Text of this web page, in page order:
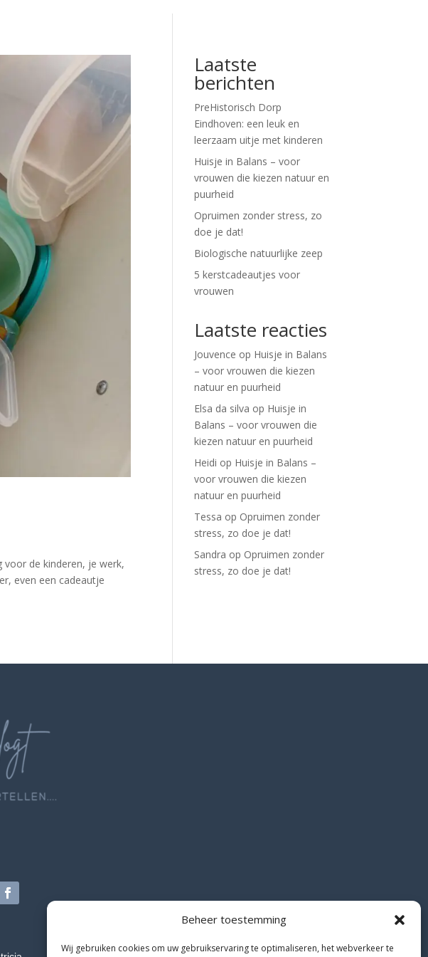
Beheer toestemming
Wij gebruiken cookies om uw gebruikservaring te optimaliseren, het webverkeer te
voor de kinderen, je werk,
even een cadeautje
Laatste
berichten
PreHistorisch Dorp
Eindhoven: een leuk en
leerzaam uitje met kinderen
Huisje in Balans – voor
vrouwen die kiezen natuur en
puurheid
Opruimen zonder stress, zo
doe je dat!
Biologische natuurlijke zeep
5 kerstcadeautjes voor
vrouwen
Laatste reacties
Jouvence op Huisje in Balans
– voor vrouwen die kiezen
natuur en puurheid
Elsa da silva op Huisje in
Balans – voor vrouwen die
kiezen natuur en puurheid
Heidi op Huisje in Balans –
voor vrouwen die kiezen
natuur en puurheid
Tessa op Opruimen zonder
stress, zo doe je dat!
Sandra op Opruimen zonder
stress, zo doe je dat!